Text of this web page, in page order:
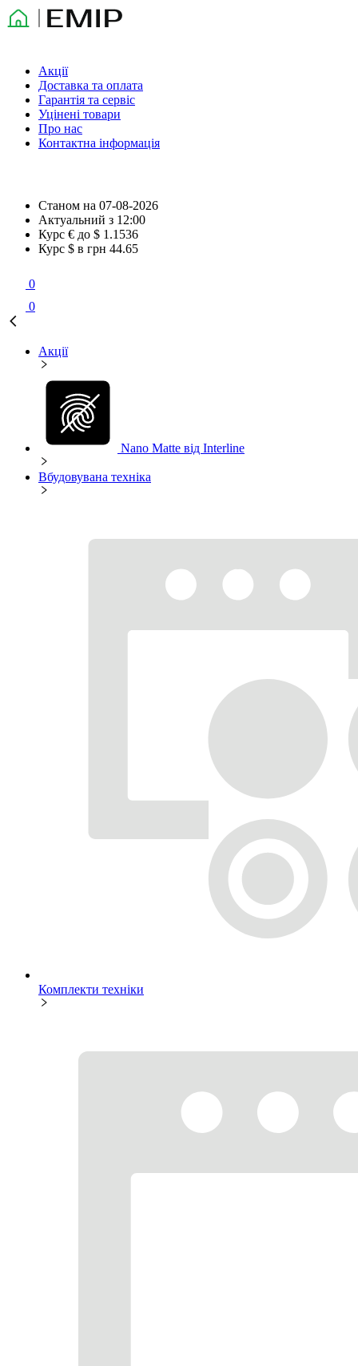
Акції
Доставка та оплата
Гарантія та сервіс
Уцінені товари
Про нас
Контактна інформація
Станом на 07-08-2026
Актуальний з 12:00
Курс € до $ 1.1536
Курс $ в грн 44.65
0
0
Акції
Nano Matte від Interline
Вбудовувана техніка
Комплекти техніки